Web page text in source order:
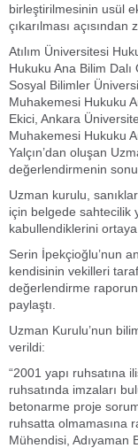
birleştirilmesinin usül
çıkarılması
Atılım Üniversitesi
Hukuku Ana Bilim
Sosyal Bilimler
Muhakemesi Hukuku
Ekici, Ankara
Muhakemesi Hukuku
Yalçın’dan oluşan
değerlendirmenin
Uzman kurulu,
için belgede sahtecilik
kabullendiklerini
Serin İpekçioğlu’nun
kendisinin vekilleri
değerlendirme
paylaştı.
Uzman Kurulu’nun
verildi:
“2001 yapı ruhsatına
ruhsatında imzaları
betonarme proje
ruhsatta olmamasına
Mühendisi, Adıyaman